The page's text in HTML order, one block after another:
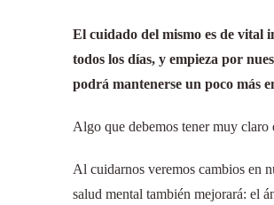
El cuidado del mismo es de vital
todos los días, y empieza por
podrá mantenerse un poco más
Algo que debemos tener muy
Al cuidarnos veremos cambios en
salud mental también mejorará: el